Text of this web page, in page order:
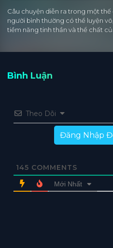
Câu chuyện diễn ra trong một
người bình thường có thể luyện
tiềm năng tinh thần và thể chất
Bình Luận
Theo Dõi
Đăng Nhập
145 COMMENTS
Mới Nhất